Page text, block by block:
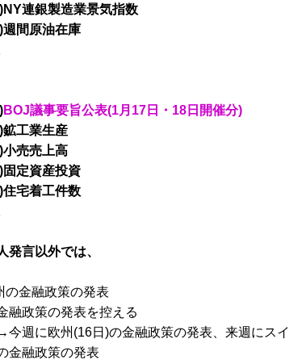
連銀製造業景気指数
週間原油在庫
BOJ議事要旨公表(1月17日・18日開催分)
鉱工業生産
小売売上高
固定資産投資
住宅着工件数
発言以外では、
の金融政策の発表
融政策の発表を控える
今週に欧州(16日)の金融政策の発表、来週にスイ
金融政策の発表